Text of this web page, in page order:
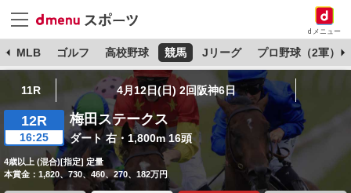
dメニュー
MLB ゴルフ 高校野球 競馬 Jリーグ プロ野球（2軍）
11R 4月12日(日) 2回阪神6日
12R
16:25
梅田ステークス
ダート 右・1,800m 16頭
4歳以上 (混合)[指定] 定量
本賞金：1,820、730、460、270、182万円